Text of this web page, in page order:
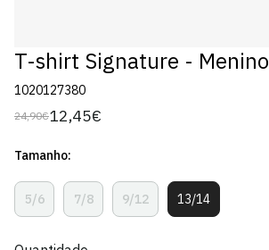
T-shirt Signature - Menino
1020127380
Preço
24,90€
Preço
venda
12,45€
Tamanho:
5/6
Variante
Esgotada
7/8
Variante
Esgotada
9/12Variante
Esgotada
13/14Variante
Esgotada